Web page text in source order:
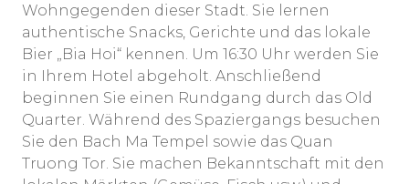
Wohngegenden dieser Stadt. Sie lernen
authentische Snacks, Gerichte und das lokale
Bier „Bia Hoi“ kennen. Um 16:30 Uhr werden Sie
in Ihrem Hotel abgeholt. Anschließend
beginnen Sie einen Rundgang durch das Old
Quarter. Während des Spaziergangs besuchen
Sie den Bach Ma Tempel sowie das Quan
Truong Tor. Sie machen Bekanntschaft mit den